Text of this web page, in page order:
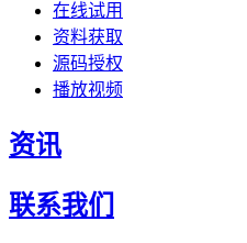
在线试用
资料获取
源码授权
播放视频
资讯
联系我们